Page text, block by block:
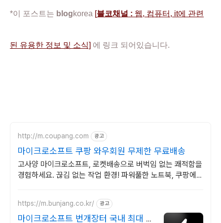
*이 포스트는 blogkorea [블코채널 : 웹, 컴퓨터, it에 관련
된 유용한 정보 및 소식] 에 링크 되어있습니다.
http://m.coupang.com 광고
마이크로소프트 쿠팡 와우회원 무제한 무료배송
고사양 마이크로소프트, 로켓배송으로 버벅임 없는 쾌적함을
경험하세요. 끊김 없는 작업 환경! 파워풀한 노트북, 쿠팡에서
https://m.bunjang.co.kr/ 광고
마이크로소프트 번개장터 국내 최대 브